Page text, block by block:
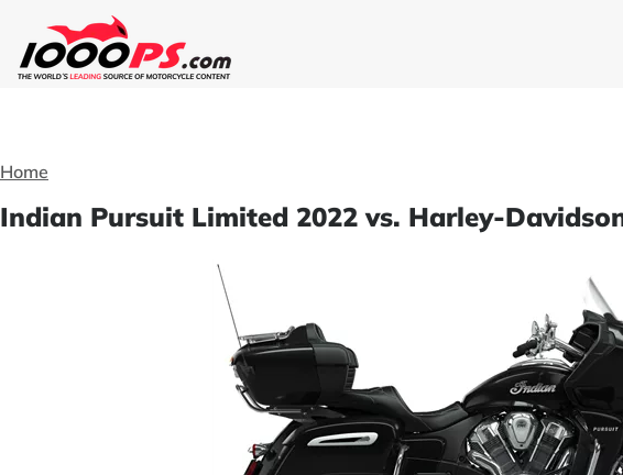
Home
Indian Pursuit Limited 2022 vs. Harley-